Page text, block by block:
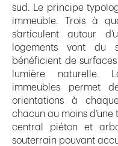
sud. Le principe
immeuble. Trois à
s’articulent autour
logements vont du
bénéficient de
lumière naturelle.
immeubles permet
orientations à
chacun au moins d’une
central piéton et
souterrain pouvant